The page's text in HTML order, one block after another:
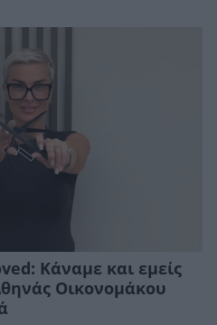
Κάναμε και εμείς
Οικονομάκου